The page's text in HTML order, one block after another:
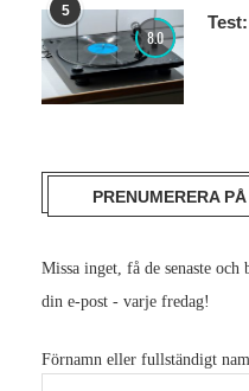
5
8.0
PRENUMERERA
Missa inget, få de senaste
din e-post - varje fredag!
Förnamn eller fullständigt